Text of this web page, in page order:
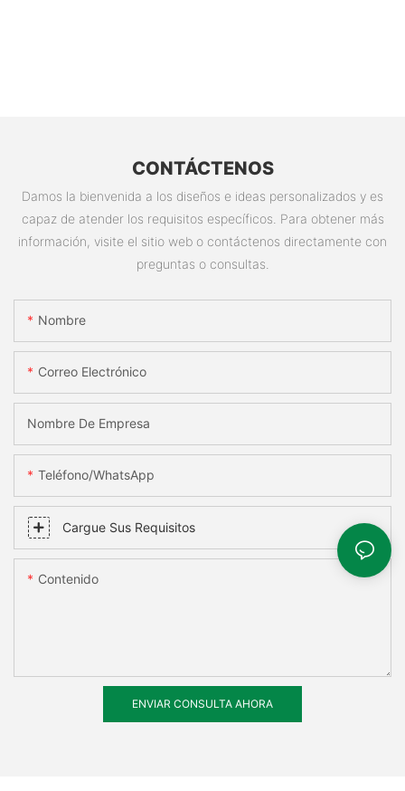
CONTÁCTENOS
Damos la bienvenida a los diseños e ideas personalizados y es
capaz de atender los requisitos específicos. Para obtener más
información, visite el sitio web o contáctenos directamente con
preguntas o consultas.
Nombre
Correo Electrónico
Nombre De Empresa
Teléfono/WhatsApp
Cargue Sus Requisitos
Contenido
ENVIAR CONSULTA AHORA